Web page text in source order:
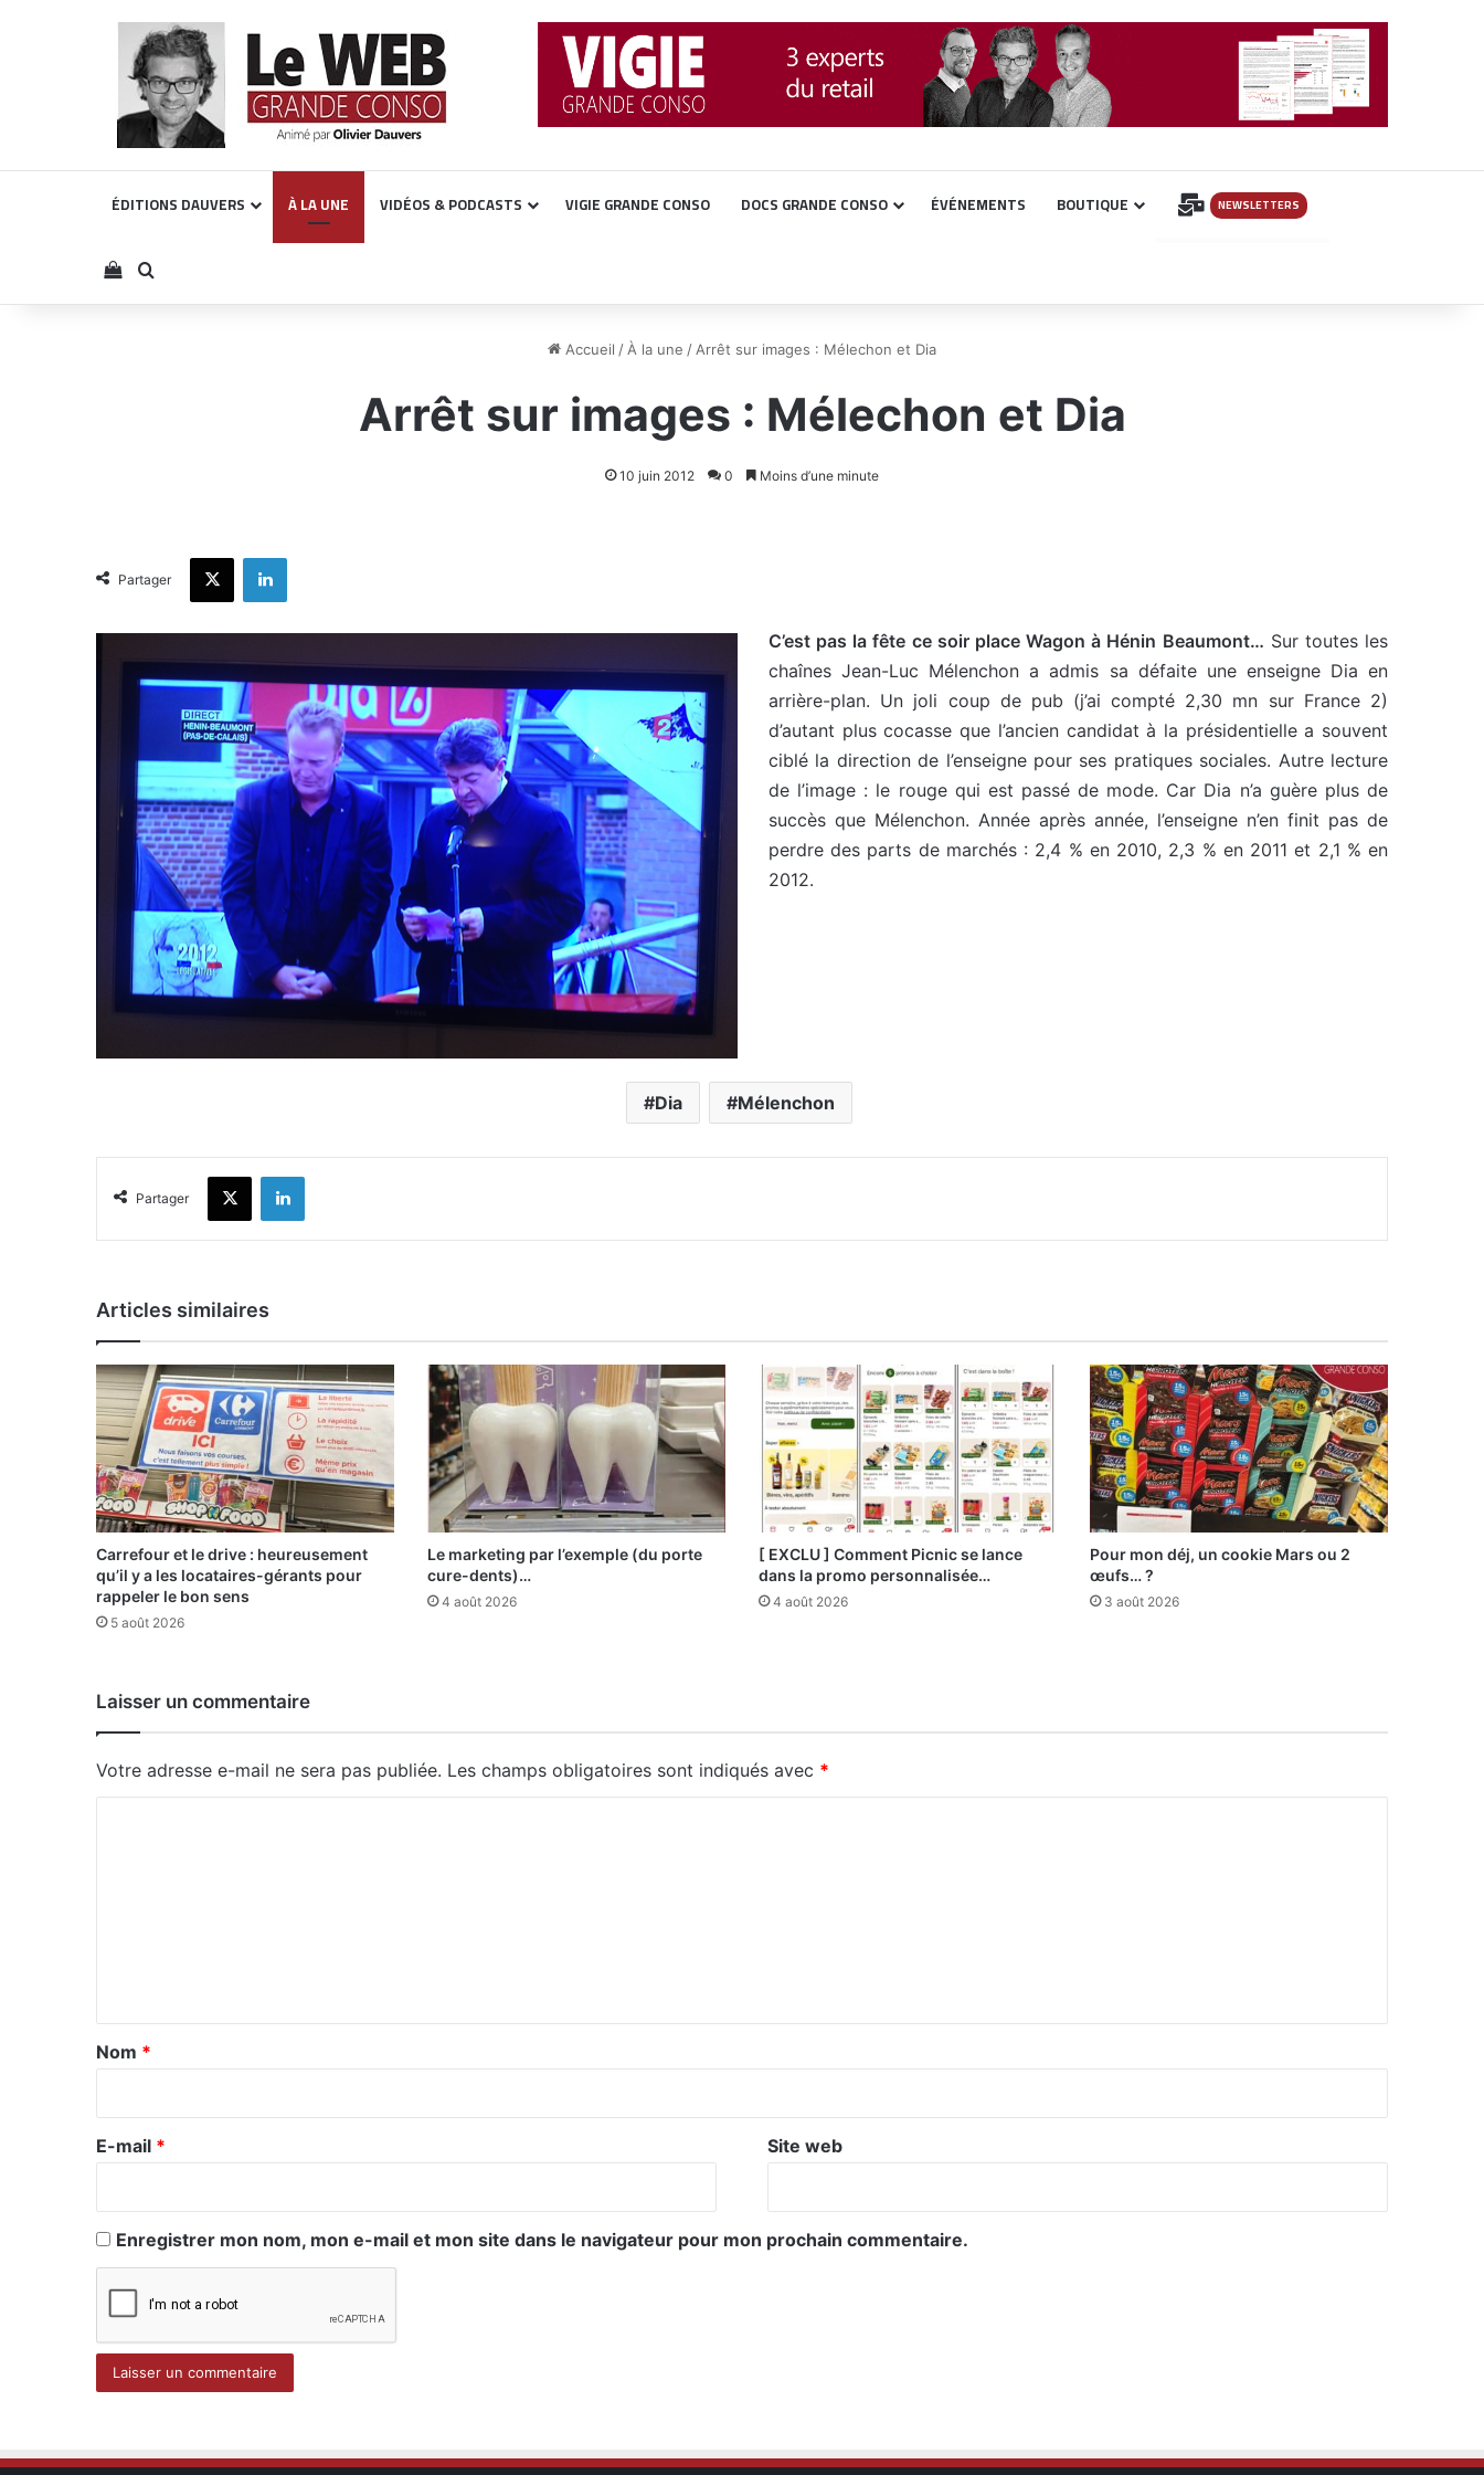
ÉDITIONS DAUVERS À LA UNE VIDÉOS & PODCASTS VIGIE GRANDE CONSO DOCS GRANDE CONSO ÉVÉNEMENTS BOUTIQUE INSCRIPTION
NEWSLETTERS
Voir votre panier
Rechercher
Accueil / À la une / Arrêt sur images : Mélechon et Dia
Arrêt sur images : Mélechon et Dia
10 juin 2012 0 Moins d’une minute
Partager
X Linkedin
C’est pas la fête ce soir place Wagon à Hénin Beaumont… Sur toutes les
chaînes Jean-Luc Mélenchon a admis sa défaite une enseigne Dia en
arrière-plan. Un joli coup de pub (j’ai compté 2,30 mn sur France 2)
d’autant plus cocasse que l’ancien candidat à la présidentielle a souvent
ciblé la direction de l’enseigne pour ses pratiques sociales. Autre lecture
de l’image : le rouge qui est passé de mode. Car Dia n’a guère plus de
succès que Mélenchon. Année après année, l’enseigne n’en finit pas de
perdre des parts de marchés : 2,4 % en 2010, 2,3 % en 2011 et 2,1 % en
2012.
Dia Mélenchon
Partager
X Linkedin
Articles similaires
Carrefour et le drive : heureusement
qu’il y a les locataires-gérants pour
rappeler le bon sens
5 août 2026
Le marketing par l’exemple (du porte
cure-dents)…
4 août 2026
[ EXCLU ] Comment Picnic se lance
dans la promo personnalisée…
4 août 2026
Pour mon déj, un cookie Mars ou 2
œufs… ?
3 août 2026
Laisser un commentaire
Votre adresse e-mail ne sera pas publiée. Les champs obligatoires sont indiqués avec *
a
r
e
Nom *
E-mail * Site web
Enregistrer mon nom, mon e-mail et mon site dans le navigateur pour mon prochain commentaire.